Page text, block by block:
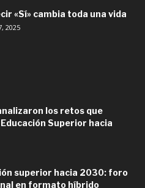
«Sí» cambia toda una vida
2025
los retos que
Superior hacia
superior hacia 2030: foro
en formato híbrido